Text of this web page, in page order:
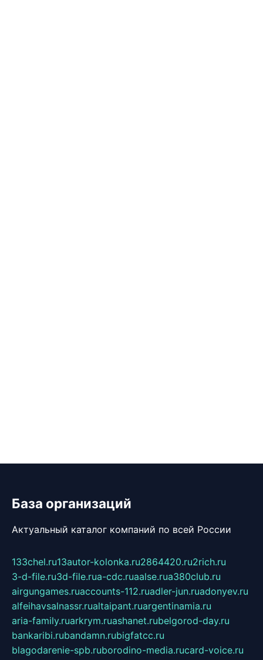
База организаций
Актуальный каталог компаний по всей России
133chel.ru13autor-kolonka.ru2864420.ru2rich.ru
3-d-file.ru3d-file.rua-cdc.ruaalse.rua380club.ru
airgungames.ruaccounts-112.ruadler-jun.ruadonyev.ru
alfeihavsalnassr.rualtaipant.ruargentinamia.ru
aria-family.ruarkrym.ruashanet.rubelgorod-day.ru
bankaribi.rubandamn.rubigfatcc.ru
blagodarenie-spb.ruborodino-media.rucard-voice.ru